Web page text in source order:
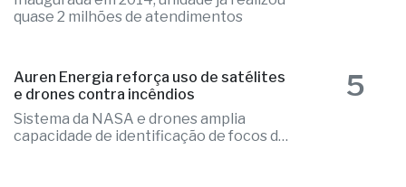
quase 2 milhões de atendimentos
Auren Energia reforça uso de satélites
e drones contra incêndios
Sistema da NASA e drones amplia
capacidade de identificação de focos de
5